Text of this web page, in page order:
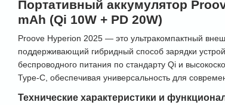
Портативный аккумулятор
mAh (Qi 10W + PD 20W)
Proove Hyperion 2025 — это ультракомпактный
поддерживающий гибридный способ зарядки
беспроводного питания по стандарту Qi и
Type-C, обеспечивая универсальность для
Технические характеристики и